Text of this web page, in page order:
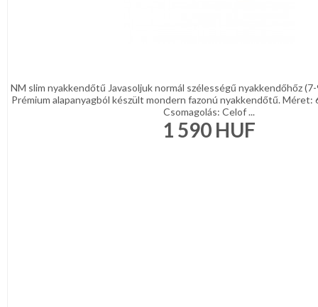
NM slim nyakkendőtű Javasoljuk normál szélességű nyakkendőhőz
Prémium alapanyagból készült mondern fazonú nyakkendőtű. Méret:
Csomagolás: Celof ...
1 590 HUF